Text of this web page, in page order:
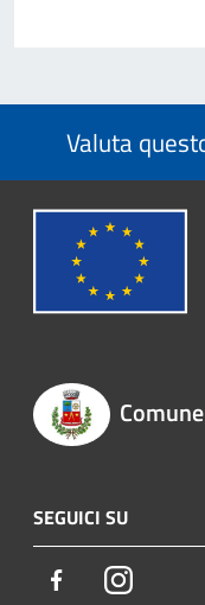
Valuta
SEGUICI SU
FacebookInstagram